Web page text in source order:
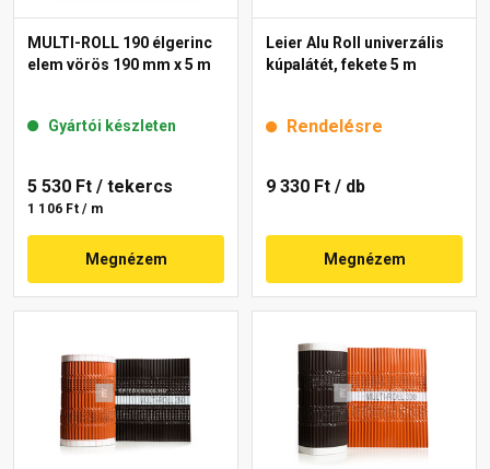
MULTI-ROLL 190 élgerinc
elem vörös 190 mm x 5 m
Gyártói készleten
5 530 Ft / tekercs
1 106 Ft / m
Megnézem
Leier Alu Roll univerzális
kúpalátét, fekete 5 m
Rendelésre
9 330 Ft / db
Megnézem